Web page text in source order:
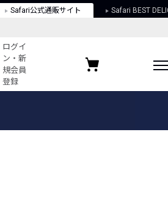
Safari公式通販サイト Safari BEST
ログイ
ン・新
規会員
登録
お気に入りブランド